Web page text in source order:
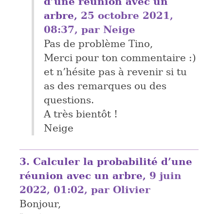
arbre, 25 octobre 2021,
08:37, par Neige
Pas de problème Tino,
Merci pour ton commentaire :)
et n’hésite pas à revenir si tu
as des remarques ou des
questions.
A très bientôt !
Neige
3. Calculer la probabilité d’une
réunion avec un arbre, 9 juin
2022, 01:02, par Olivier
Bonjour,